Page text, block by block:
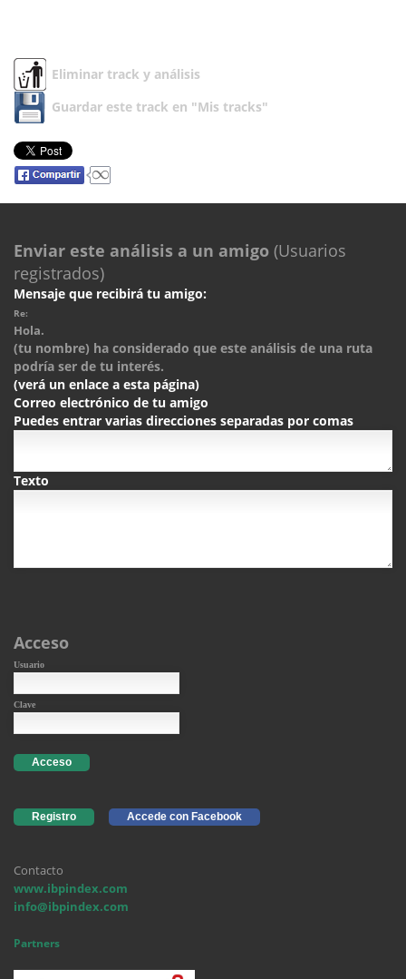
Eliminar track y análisis
Guardar este track en "Mis tracks"
Enviar este análisis a un amigo (Usuarios
registrados)
Mensaje que recibirá tu amigo:
Re:
Hola.
(tu nombre) ha considerado que este análisis de una ruta
podría ser de tu interés.
(verá un enlace a esta página)
Correo electrónico de tu amigo
Puedes entrar varias direcciones separadas por comas
Texto
Acceso
Usuario
Clave
Acceso
Registro Accede con Facebook
Contacto
www.ibpindex.com
info@ibpindex.com
Partners